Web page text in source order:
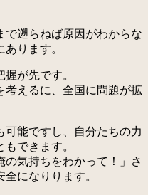
遡らねば原因がわからな
ります。
が先です。
えるに、全国に問題が拡
能ですし、自分たちの力
できます。
気持ちをわかって！」さ
になりります。